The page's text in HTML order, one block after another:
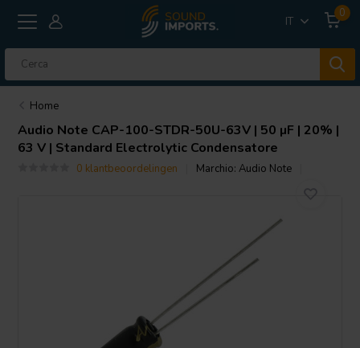
IT
0
Home
Audio Note CAP-100-STDR-50U-63V | 50 µF | 20% |
63 V | Standard Electrolytic Condensatore
0 klantbeoordelingen Marchio:Audio Note